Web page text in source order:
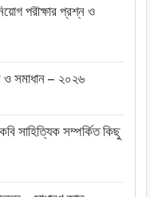
পরীক্ষার প্রশ্ন ও
ও সমাধান – ২০২৬
সাহিত্যিক সম্পর্কিত কিছু